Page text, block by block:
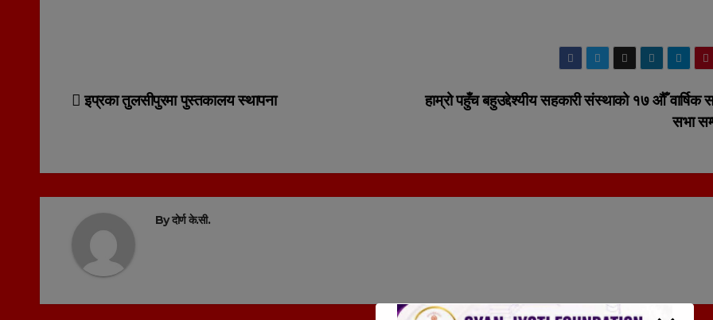
Post
हाम्रो पहुँच बहुउद्देश्यीय सहकारी संस्थाको १७ औँ वार्षिक
सभा
इप्रका तुलसीपुरमा पुस्तकालय स्थापना
Byदोर्ण के.सी.